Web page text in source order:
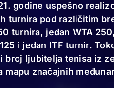
godine uspešno
turnira pod različitim
turnira, jedan WTA
i jedan ITF turnir.
broj ljubitelja tenisa iz
mapu značajnih